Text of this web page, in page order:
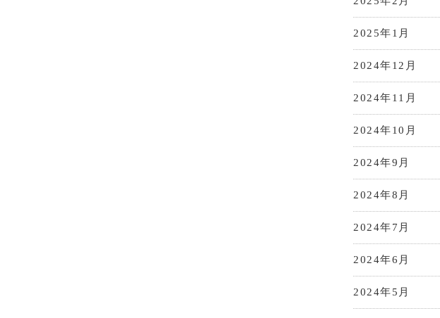
2025年1月
2024年12月
2024年11月
2024年10月
2024年9月
2024年8月
2024年7月
2024年6月
2024年5月